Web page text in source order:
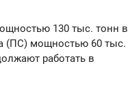
130 тыс. тонн в
(ПС) мощностью 60 тыс.
работать в